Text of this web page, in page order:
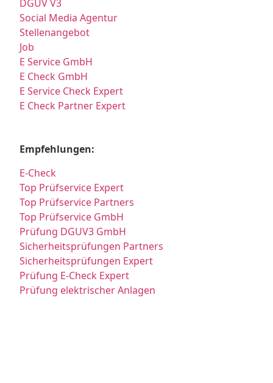
DGUV V3
Social Media Agentur
Stellenangebot
Job
E Service GmbH
E Check GmbH
E Service Check Expert
E Check Partner Expert
Empfehlungen:
E-Check
Top Prüfservice Expert
Top Prüfservice Partners
Top Prüfservice GmbH
Prüfung DGUV3 GmbH
Sicherheitsprüfungen Partners
Sicherheitsprüfungen Expert
Prüfung E-Check Expert
Prüfung elektrischer Anlagen